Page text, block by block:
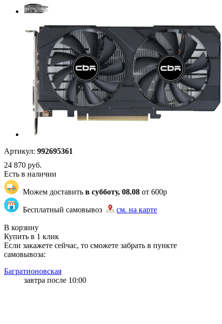
Артикул: 992695361
24 870 руб.
Есть в наличии
Можем доставить в субботу, 08.08 от 600р
Бесплатный самовывоз
см. на карте
В корзину
Купить в 1 клик
Если закажете сейчас, то сможете забрать в пункте
самовывоза:
Багратионовская
завтра после 10:00